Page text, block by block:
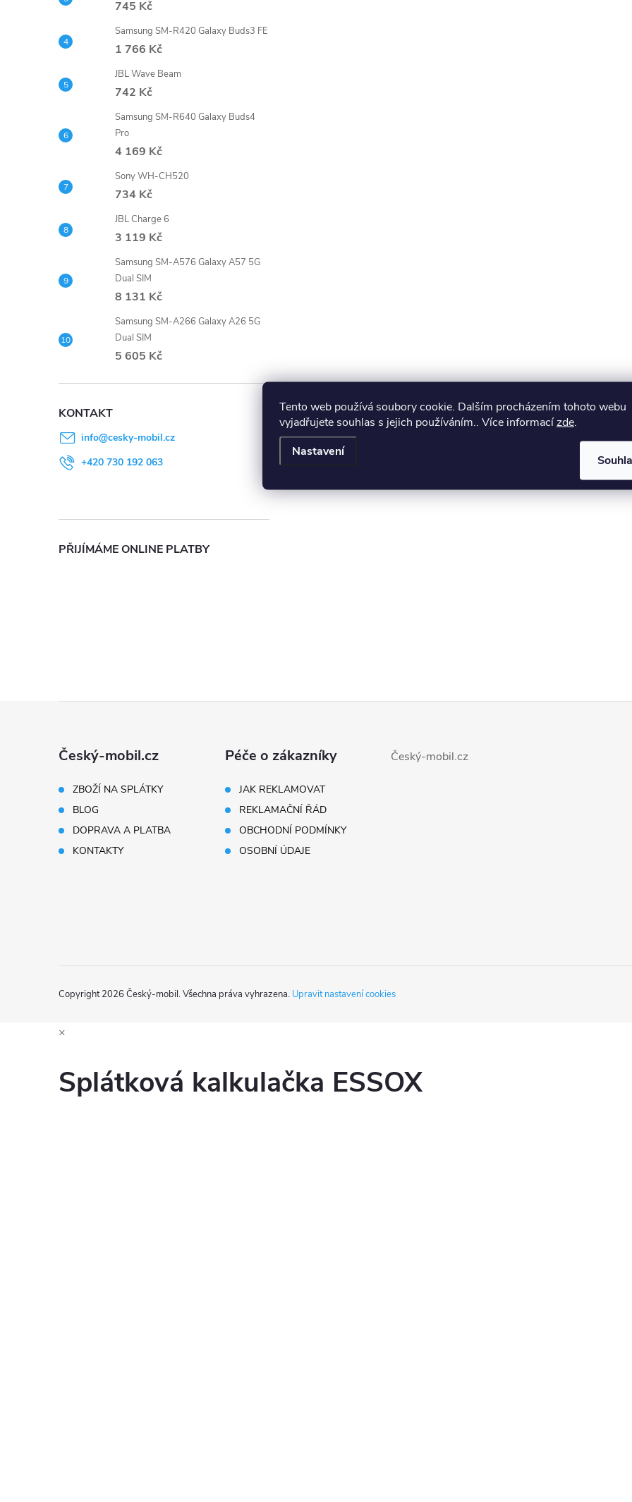
Tento web používá soubory cookie. Dalším procházením tohoto webu
vyjadřujete souhlas s jejich používáním.. Více informacízde.
Nastavení
745 Kč
Samsung SM-R420 Galaxy Buds3 FE
1 766 Kč
JBL Wave Beam
742 Kč
Samsung SM-R640 Galaxy Buds4
Pro
4 169 Kč
Sony WH-CH520
734 Kč
JBL Charge 6
3 119 Kč
Samsung SM-A576 Galaxy A57 5G
Dual SIM
8 131 Kč
Samsung SM-A266 Galaxy A26 5G
Dual SIM
5 605 Kč
KONTAKT
info@cesky-mobil.cz
+420 730 192 063
PŘIJÍMÁME ONLINE PLATBY
Český-mobil.cz
ZBOŽÍ NA SPLÁTKY
BLOG
DOPRAVA A PLATBA
KONTAKTY
Péče o zákazníky
JAK REKLAMOVAT
REKLAMAČNÍ ŘÁD
OBCHODNÍ PODMÍNKY
OSOBNÍ ÚDAJE
Český-mobil.cz
Copyright 2026 Český-mobil. Všechna práva vyhrazena. Upravit nastavení cookies
×
Splátková kalkulačka ESSOX